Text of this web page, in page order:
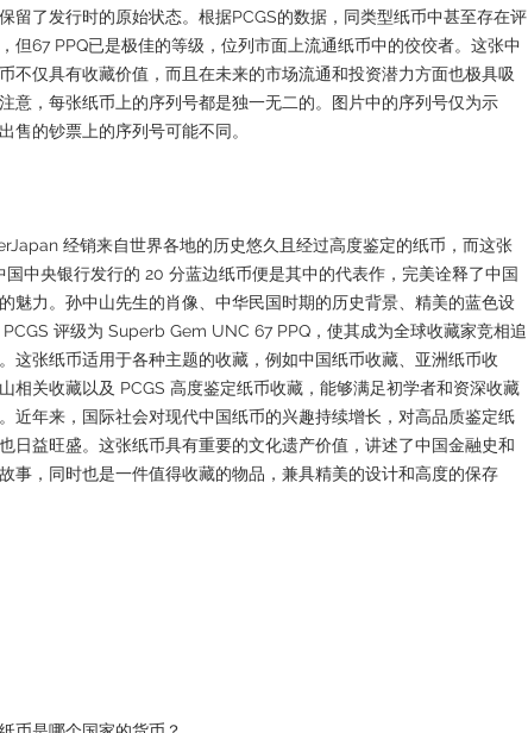
留了发行时的原始状态。根据PCGS的数据，同类型纸币中甚至存在评
但67 PPQ已是极佳的等级，位列市面上流通纸币中的佼佼者。这张中
不仅具有收藏价值，而且在未来的市场流通和投资潜力方面也极具吸
意，每张纸币上的序列号都是独一无二的。图片中的序列号仅为示
售的钞票上的序列号可能不同。
经销来自世界各地的历史悠久且经过高度鉴定的纸币，而这张
国中央银行发行的 20 分蓝边纸币便是其中的代表作，完美诠释了中国
魅力。孙中山先生的肖像、中华民国时期的历史背景、精美的蓝色设
评级为 Superb Gem UNC 67 PPQ，使其成为全球收藏家竞相追
这张纸币适用于各种主题的收藏，例如中国纸币收藏、亚洲纸币收
相关收藏以及 PCGS 高度鉴定纸币收藏，能够满足初学者和资深收藏
近年来，国际社会对现代中国纸币的兴趣持续增长，对高品质鉴定纸
日益旺盛。这张纸币具有重要的文化遗产价值，讲述了中国金融史和
事，同时也是一件值得收藏的物品，兼具精美的设计和高度的保存